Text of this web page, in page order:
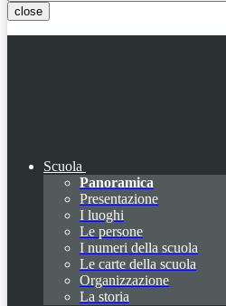
close
Scuola
Panoramica
Presentazione
I luoghi
Le persone
I numeri della scuola
Le carte della scuola
Organizzazione
La storia